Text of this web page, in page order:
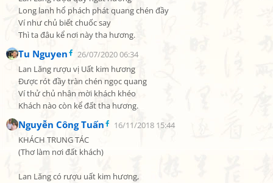
Long lanh hổ phách phát quang chén đầy
Ví như chủ biết chuốc say
Thì ta đâu kể nơi này tha hương.
Tu Nguyen
26/07/2020 06:34
Lan Lăng rượu vị Uất kim hương
Được rót đầy tràn chén ngọc quang
Ví thử chủ nhân mời khách khéo
Khách nào còn kể đất tha hương.
Nguyễn Công Tuấn
16/11/2018 15:44
KHÁCH TRUNG TÁC
(Thơ làm nơi đất khách)
Lan Lăng có rượu uất kim hương,